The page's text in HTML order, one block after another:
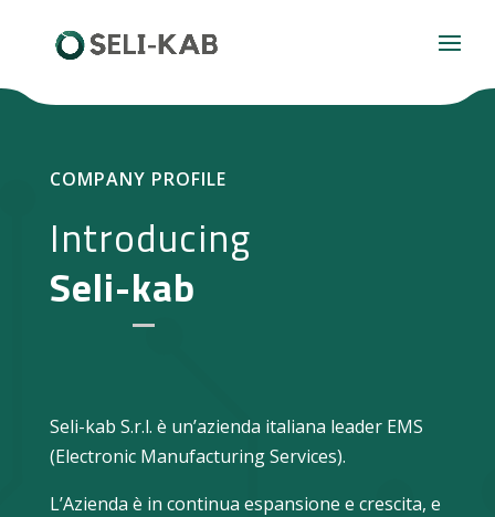
COMPANY PROFILE
Introducing
Seli-kab
Seli-kab S.r.l. è un’azienda italiana leader EMS
(Electronic Manufacturing Services).
L’Azienda è in continua espansione e crescita, e